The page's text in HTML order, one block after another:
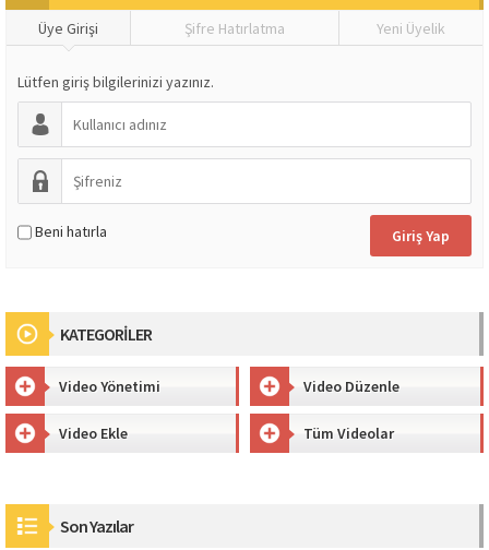
Üye Girişi Şifre Hatırlatma Yeni Üyelik
Lütfen giriş bilgilerinizi yazınız.
Beni hatırla
KATEGORİLER
Video Yönetimi Video Düzenle
Video Ekle Tüm Videolar
Son Yazılar